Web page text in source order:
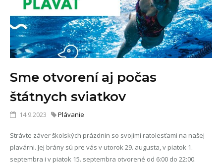
Sme otvorení aj počas
štátnych sviatkov
14.9.2023 Plávanie
Strávte záver školských prázdnin so svojimi ratolesťami na našej
plavárni. Jej brány sú pre vás v utorok 29. augusta, v piatok 1.
septembra i v piatok 15. septembra otvorené od 6:00 do 22:00.